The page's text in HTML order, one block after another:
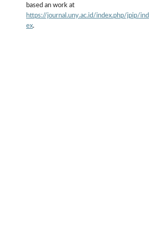
based an work at
https://journal.uny.ac.id/index.php/jpip/ind
ex.